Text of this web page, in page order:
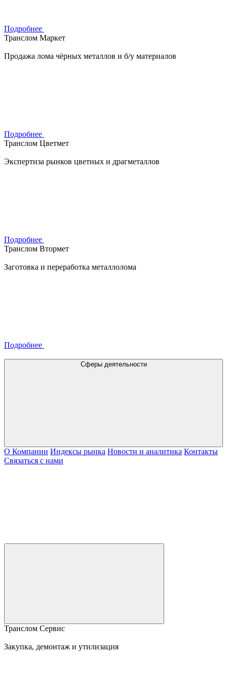
Подробнее
Транслом Маркет
Продажа лома чёрных металлов и б/у материалов
Подробнее
Транслом Цветмет
Экспертиза рынков цветных и драгметаллов
Подробнее
Транслом Втормет
Заготовка и переработка металлолома
Подробнее
Сферы деятельности
О Компании Индексы рынка Новости и аналитика Контакты
Связаться с нами
Транслом Сервис
Закупка, демонтаж и утилизация